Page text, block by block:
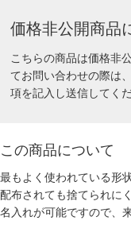
価格非公開商品
こちらの商品は価格非
てお問い合わせの際は
項を記入し送信してくだ
この商品について
最もよく使われている形
配布されても捨てられに
名入れが可能ですので、